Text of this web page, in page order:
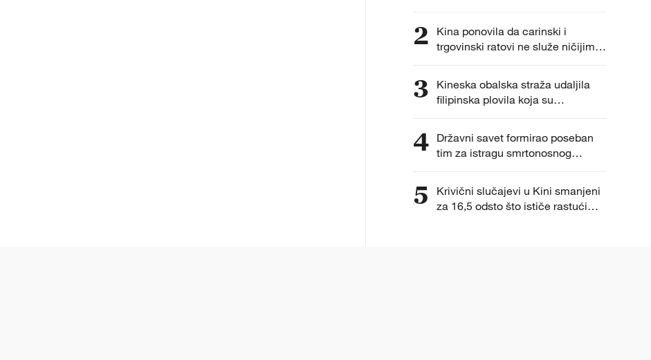
2
Kina ponovila da carinski i
trgovinski ratovi ne služe ničijim
interesima
3
Kineska obalska straža udaljila
filipinska plovila koja su
nezakonito bila ušla u vode oko
4 Državni savet formirao poseban
tim za istragu smrtonosnog
pucanja rezervoara na jugu Kine
5
Krivični slučajevi u Kini smanjeni
za 16,5 odsto što ističe rastući